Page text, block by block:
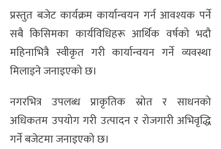
प्रस्तुत बजेट कार्यक्रम कार्यान्वयन गर्न आवश्यक पर्ने
सबै किसिमका कार्यविधिहरू आर्थिक वर्षको भदौ
महिनाभित्रै स्वीकृत गरी कार्यान्वयन गर्ने व्यवस्था
मिलाइने जनाइएको छ।
नगरभित्र उपलब्ध प्राकृतिक स्रोत र साधनको
अधिकतम उपयोग गरी उत्पादन र रोजगारी अभिवृद्धि
गर्ने बजेटमा जनाइएको छ।